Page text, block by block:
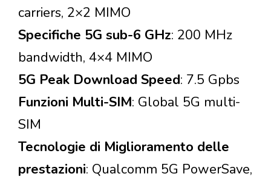
carriers, 2×2 MIMO
Specifiche 5G sub-6 GHz: 200 MHz
bandwidth, 4×4 MIMO
5G Peak Download Speed: 7.5 Gpbs
Funzioni Multi-SIM: Global 5G multi-
SIM
Tecnologie di Miglioramento delle
prestazioni: Qualcomm 5G PowerSave,